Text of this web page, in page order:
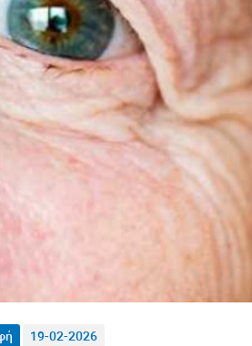
19-02-2026